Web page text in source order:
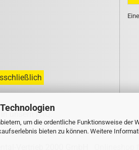
um die ordentliche Funktionsweise der
bieten zu können. Weitere
in unsernFAQ.